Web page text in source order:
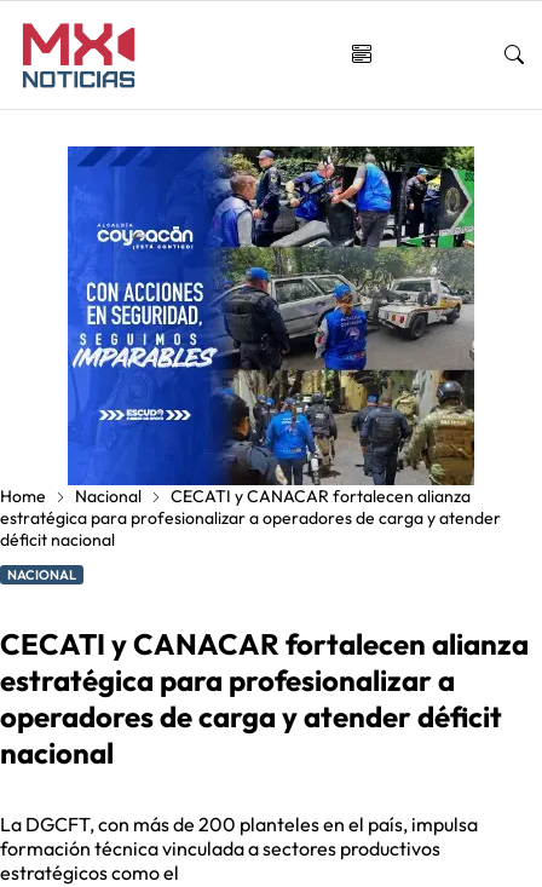
Home Nacional
CECATI y CANACAR fortalecen alianza
estratégica para profesionalizar a operadores de carga y atender
déficit nacional
NACIONAL
CECATI y CANACAR fortalecen alianza
estratégica para profesionalizar a
operadores de carga y atender déficit
nacional
La DGCFT, con más de 200 planteles en el país, impulsa
formación técnica vinculada a sectores productivos
estratégicos como el